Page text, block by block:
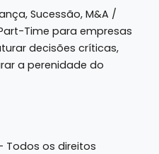
Sucessão, M&A /
Part-Time para empresas
decisões críticas,
a perenidade do
Todos os direitos